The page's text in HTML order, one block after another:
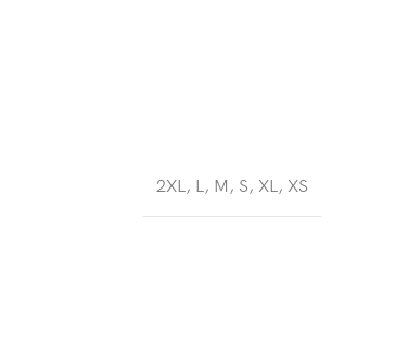
2XL, L, M, S, XL, XS